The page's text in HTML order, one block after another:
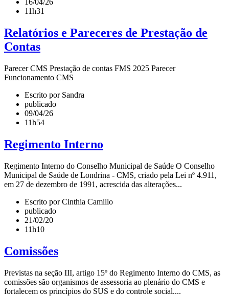
16/04/26
11h31
Relatórios e Pareceres de Prestação de
Contas
Parecer CMS Prestação de contas FMS 2025 Parecer
Funcionamento CMS
Escrito por Sandra
publicado
09/04/26
11h54
Regimento Interno
Regimento Interno do Conselho Municipal de Saúde O Conselho
Municipal de Saúde de Londrina - CMS, criado pela Lei nº 4.911,
em 27 de dezembro de 1991, acrescida das alterações...
Escrito por Cinthia Camillo
publicado
21/02/20
11h10
Comissões
Previstas na seção III, artigo 15º do Regimento Interno do CMS, as
comissões são organismos de assessoria ao plenário do CMS e
fortalecem os princípios do SUS e do controle social....